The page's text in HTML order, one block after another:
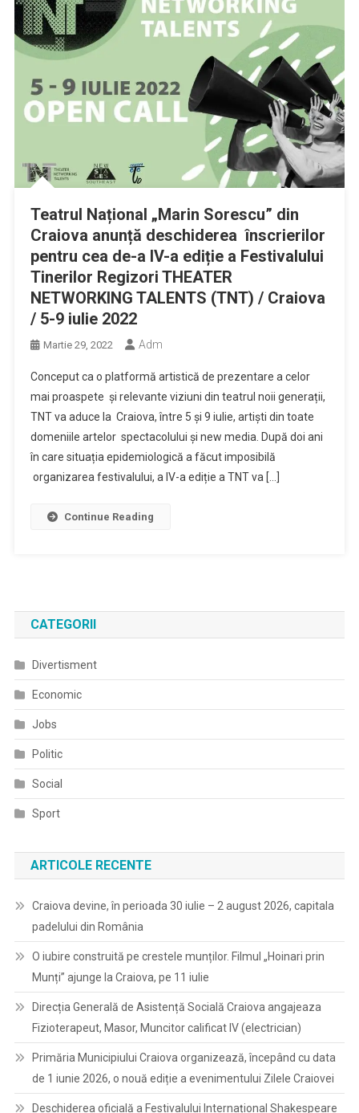
Teatrul Național „Marin Sorescu” din
Craiova anunță deschiderea înscrierilor
pentru cea de-a IV-a ediție a Festivalului
Tinerilor Regizori THEATER
NETWORKING TALENTS (TNT) / Craiova
/ 5-9 iulie 2022
Martie 29, 2022 Adm
Conceput ca o platformă artistică de prezentare a celor
mai proaspete și relevante viziuni din teatrul noii generații,
TNT va aduce la Craiova, între 5 și 9 iulie, artiști din toate
domeniile artelor spectacolului și new media. După doi ani
în care situația epidemiologică a făcut imposibilă
organizarea festivalului, a IV-a ediție a TNT va […]
Continue Reading
CATEGORII
Divertisment
Economic
Jobs
Politic
Social
Sport
ARTICOLE RECENTE
Craiova devine, în perioada 30 iulie – 2 august 2026, capitala
padelului din România
O iubire construită pe crestele munților. Filmul „Hoinari prin
Munți” ajunge la Craiova, pe 11 iulie
Direcția Generală de Asistență Socială Craiova angajeaza
Fizioterapeut, Masor, Muncitor calificat IV (electrician)
Primăria Municipiului Craiova organizează, începând cu data
de 1 iunie 2026, o nouă ediție a evenimentului Zilele Craiovei
Deschiderea oficială a Festivalului Internațional Shakespeare